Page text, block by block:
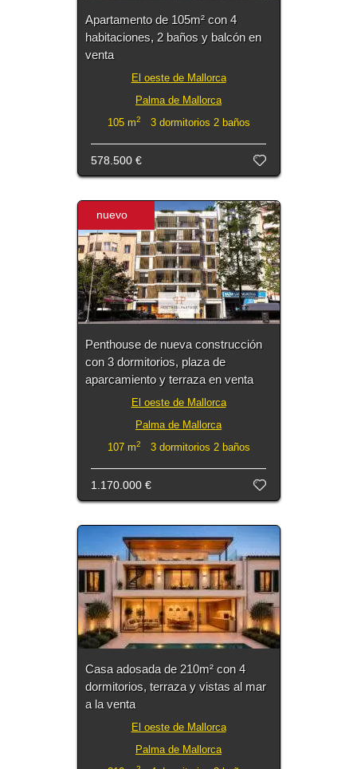
Apartamento de 105m² con 4
habitaciones, 2 baños y balcón en
venta
El oeste de Mallorca
Palma de Mallorca
105 m2 3 dormitorios 2 baños
578.500 €
nuevo
Penthouse de nueva construcción
con 3 dormitorios, plaza de
aparcamiento y terraza en venta
El oeste de Mallorca
Palma de Mallorca
107 m2 3 dormitorios 2 baños
1.170.000 €
Casa adosada de 210m² con 4
dormitorios, terraza y vistas al mar
a la venta
El oeste de Mallorca
Palma de Mallorca